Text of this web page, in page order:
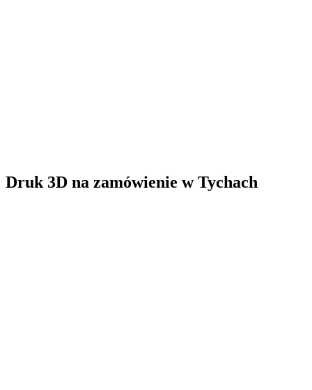
Druk 3D na zamówienie w Tychach